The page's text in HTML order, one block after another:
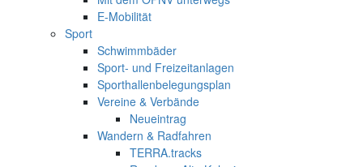
E-Mobilität
Sport
Schwimmbäder
Sport- und Freizeitanlagen
Sporthallenbelegungsplan
Vereine & Verbände
Neueintrag
Wandern & Radfahren
TERRA.tracks